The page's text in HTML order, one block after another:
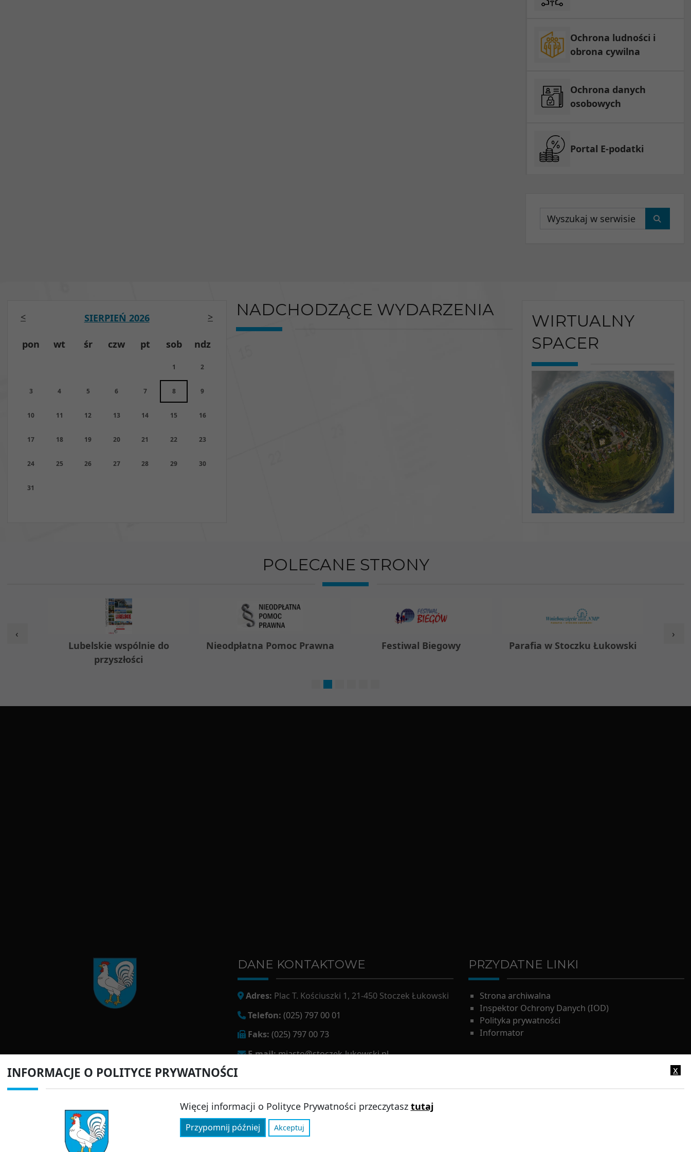
Ochrona ludności i
obrona cywilna
Ochrona danych
osobowych
Portal E-podatki
Wyszukaj
SIERPIEŃ 2026
pon wt śr czw pt sob ndz
1 2
3 4 5 6 7 8 9
10 11 12 13 14 15 16
17 18 19 20 21 22 23
24 25 26 27 28 29 30
31
< > NADCHODZĄCE WYDARZENIA
WIRTUALNY
SPACER
POLECANE STRONY
Lubelskie wspólnie do
przyszłości
Nieodpłatna Pomoc Prawna Festiwal Biegowy Parafia w Stoczku Łukowski
‹ ›
DANE KONTAKTOWE
Adres: Plac T. Kościuszki 1, 21-450 Stoczek Łukowski
Telefon: (025) 797 00 01
Faks: (025) 797 00 73
E-mail:miasto@stoczek-lukowski.pl
PRZYDATNE LINKI
Strona archiwalna
Inspektor Ochrony Danych (IOD)
Polityka prywatności
Informator
x
INFORMACJE O POLITYCE PRYWATNOŚCI
Więcej informacji o Polityce Prywatności przeczytasz tutaj
Przypomnij później Akceptuj